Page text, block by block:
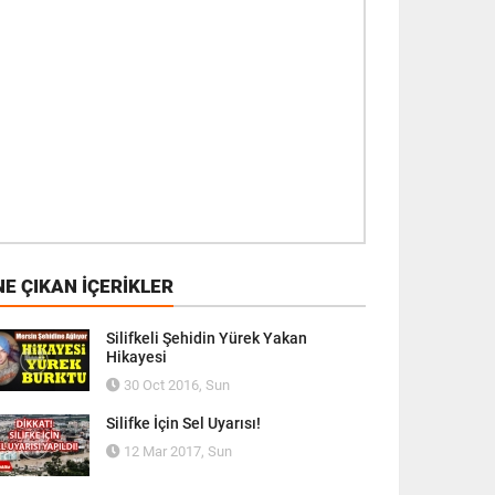
ÇIKAN İÇERIKLER
Silifkeli Şehidin Yürek Yakan
Hikayesi
30 Oct 2016, Sun
Silifke İçin Sel Uyarısı!
12 Mar 2017, Sun